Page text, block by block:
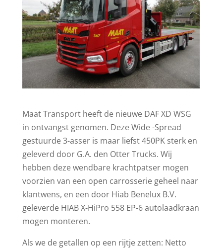
Maat Transport heeft de nieuwe DAF XD WSG
in ontvangst genomen. Deze Wide -Spread
gestuurde 3-asser is maar liefst 450PK sterk en
geleverd door G.A. den Otter Trucks. Wij
hebben deze wendbare krachtpatser mogen
voorzien van een open carrosserie geheel naar
klantwens, en een door Hiab Benelux B.V.
geleverde HIAB X-HiPro 558 EP-6 autolaadkraan
mogen monteren.
Als we de getallen op een rijtje zetten: Netto